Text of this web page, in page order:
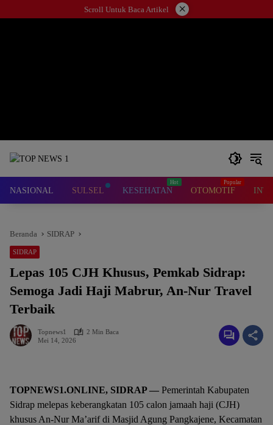
ke
Scroll Untuk Baca Artikel ×
NASIONAL SULSEL KESEHATAN OTOMOTIF
Beranda SIDRAP
SIDRAP
Lepas 105 CJH Khusus, Pemkab Sidrap:
Semoga Jadi Haji Mabrur, An-Nur Travel
Terbaik
Topnews1
2 Min Baca
Mei 14, 2026
TOPNEWS1.ONLINE, SIDRAP — Pemerintah Kabupaten
Sidrap melepas keberangkatan 105 calon jamaah haji (CJH)
khusus An-Nur Ma’arif di Masjid Agung Pangkajene, Kecamatan